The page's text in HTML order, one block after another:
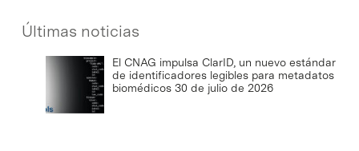
Últimas noticias
El CNAG impulsa ClarID, un nuevo estándar
de identificadores legibles para metadatos
biomédicos 30 de julio de 2026